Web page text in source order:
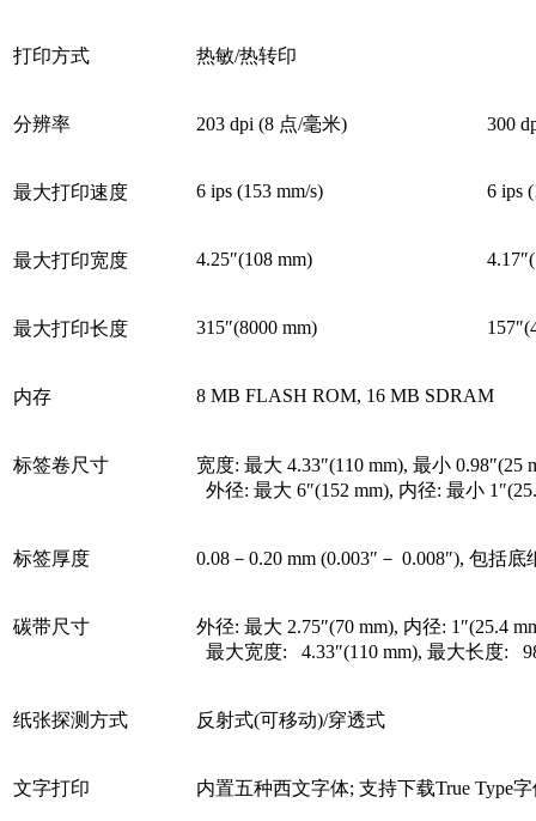
打印方式 热敏/热转印
分辨率 203 dpi (8 点/毫米) 300
最大打印速度 6 ips (153 mm/s) 6 ips
最大打印宽度 4.25″(108 mm)
最大打印长度 315″(8000 mm)
内存 8 MB FLASH ROM, 16 MB SDRAM
标签卷尺寸
宽度: 最大 4.33″(110 mm), 最小 0.98″(25
外径: 最大 6″(152 mm), 内径: 最小
标签厚度 0.08－0.20 mm (0.003″－ 0.008″), 包括底
碳带尺寸
外径: 最大 2.75″(70 mm), 内径: 1″(25.4
最大宽度: 4.33″(110 mm), 最大长度:
纸张探测方式 反射式(可移动)/穿透式
文字打印 内置五种西文字体; 支持下载True Type